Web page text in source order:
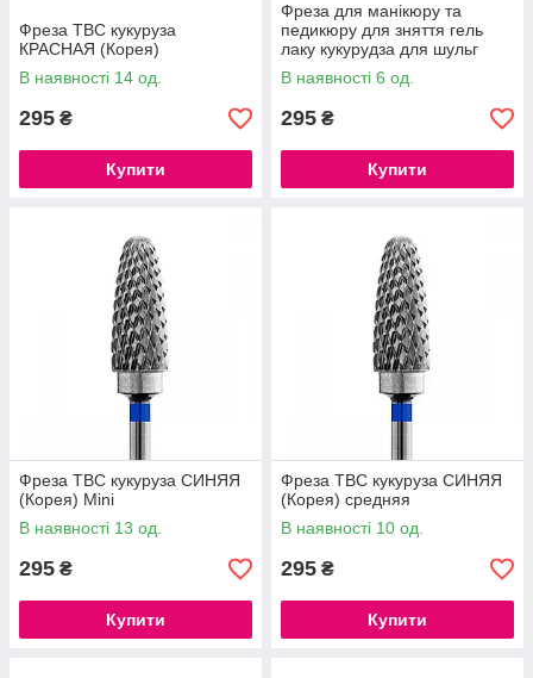
Фреза ТВС кукуруза
КРАСНАЯ (Корея)
В наявності 14 од.
295 ₴
Купити
Фреза для манікюру та
педикюру для зняття гель
лаку кукурудза для шульг
якісна, Корея
В наявності 6 од.
295 ₴
Купити
Фреза ТВС кукуруза СИНЯЯ
(Корея) Mini
В наявності 13 од.
295 ₴
Купити
Фреза ТВС кукуруза СИНЯЯ
(Корея) средняя
В наявності 10 од.
295 ₴
Купити